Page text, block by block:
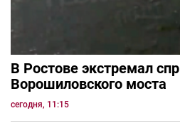
В Ростове экстремал
Ворошиловского моста
сегодня, 11:15